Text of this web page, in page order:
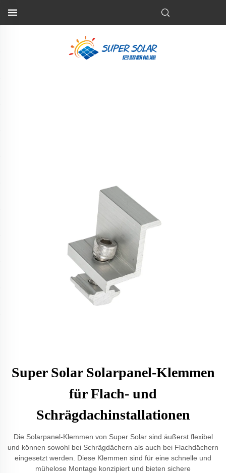
Super Solar Solarpanel-Klemmen
für Flach- und
Schrägdachinstallationen
Die Solarpanel-Klemmen von Super Solar sind äußerst flexibel
und können sowohl bei Schrägdächern als auch bei Flachdächern
eingesetzt werden. Diese Klemmen sind für eine schnelle und
mühelose Montage konzipiert und bieten sichere